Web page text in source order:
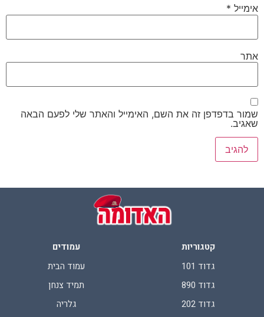
אימייל *
אתר
שמור בדפדפן זה את השם, האימייל והאתר שלי לפעם הבאה
שאגיב.
קטגוריות
גדוד 101
גדוד 890
גדוד 202
עמודים
עמוד הבית
תמיד צנחן
גלריה